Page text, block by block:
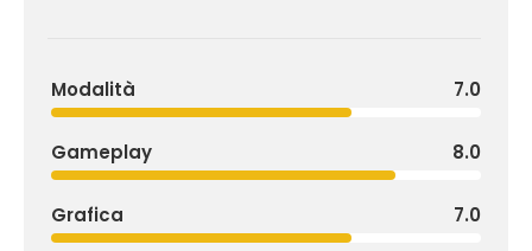
Modalità 7.0
Gameplay 8.0
Grafica 7.0